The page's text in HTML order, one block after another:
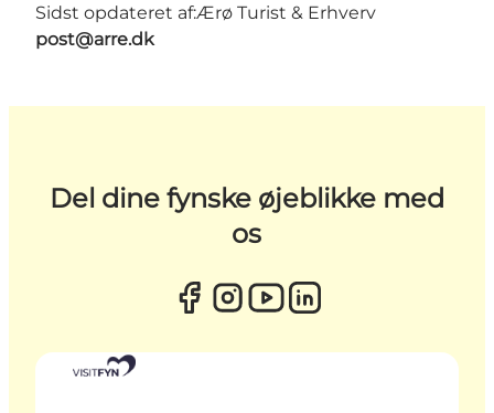
Sidst opdateret af:Ærø Turist & Erhverv
post@arre.dk
Del dine fynske øjeblikke med
os